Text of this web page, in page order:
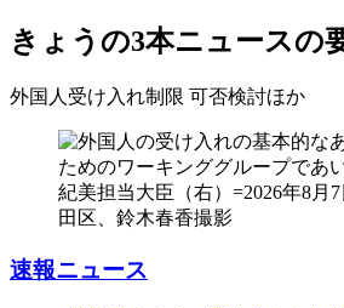
きょうの3本ニュースの
外国人受け入れ制限 可否検討ほか
速報ニュース